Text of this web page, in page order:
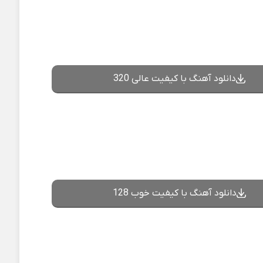
دانلود آهنگ با کیفیت عالی 320
دانلود آهنگ با کیفیت خوب 128